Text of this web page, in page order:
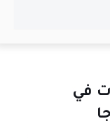
في